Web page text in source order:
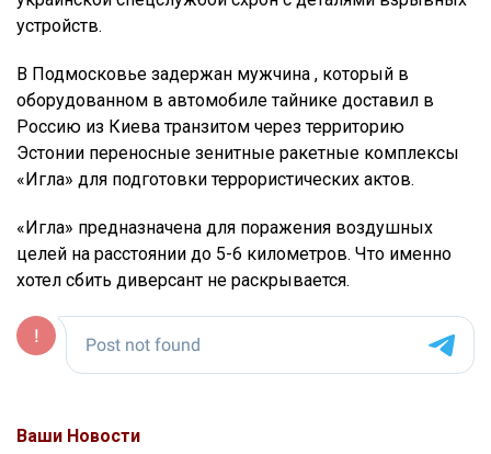
устройств.
В Подмосковье задержан мужчина , который в
оборудованном в автомобиле тайнике доставил в
Россию из Киева транзитом через территорию
Эстонии переносные зенитные ракетные комплексы
«Игла» для подготовки террористических актов.
«Игла» предназначена для поражения воздушных
целей на расстоянии до 5-6 километров. Что именно
хотел сбить диверсант не раскрывается.
Ваши Новости